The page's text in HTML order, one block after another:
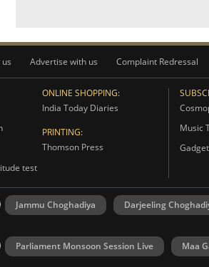
Advertise with us Complaint Redressal
test
ONLINE SHOPPING:
India Today Diaries
PRINTING:
Thomson Press
Music
Jammu Choghadiya Darjeeling
Parliament Monsoon Session Live Maa